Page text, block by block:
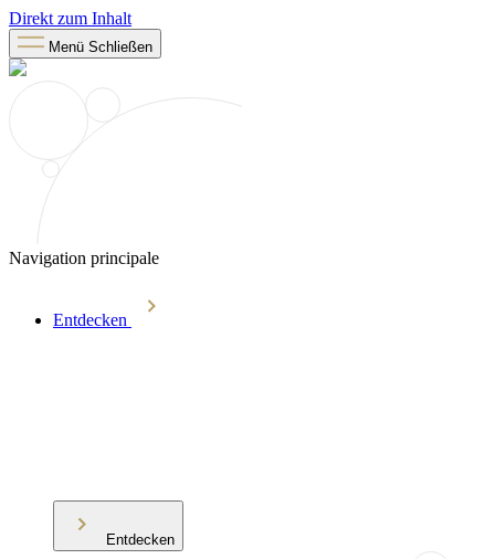
Direkt zum Inhalt
Menü Schließen
Navigation principale
Entdecken
Entdecken